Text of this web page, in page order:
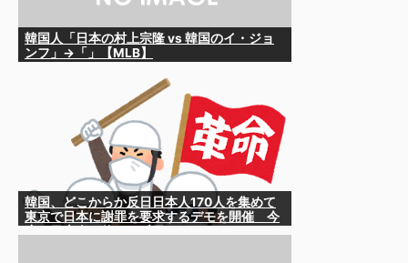
韓国人「日本の村上宗隆 vs 韓国のイ・ジョ
ンフ」→「」【MLB】
韓国、どこからか反日日本人170人を集めて
東京で日本に謝罪を要求するデモを開催 今